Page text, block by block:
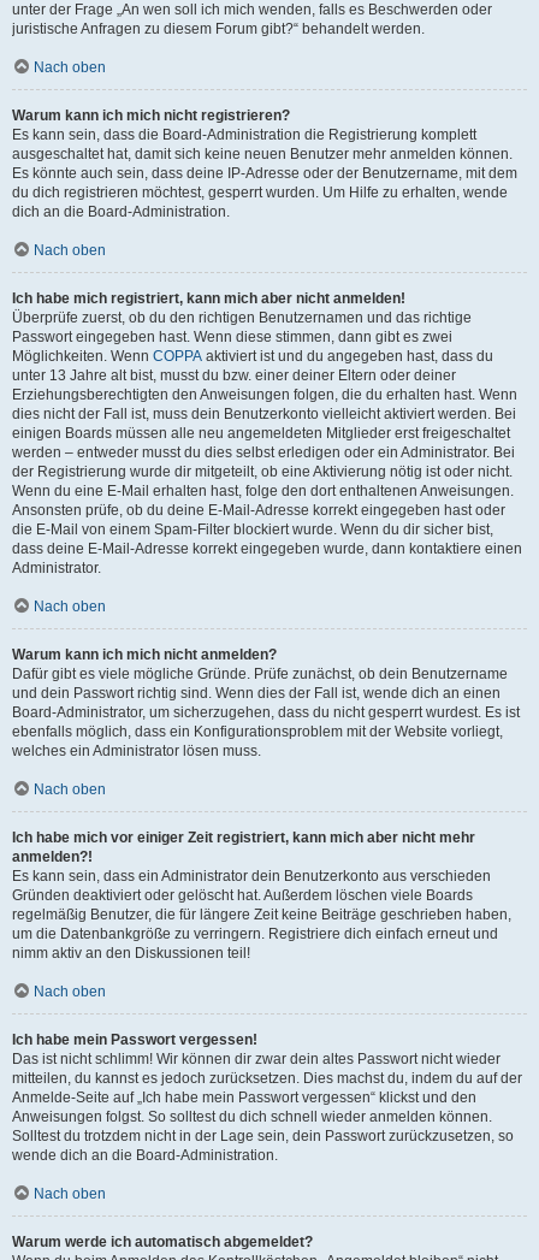
unter der Frage „An wen soll ich mich wenden, falls es Beschwerden oder
juristische Anfragen zu diesem Forum gibt?“ behandelt werden.
Nach oben
Warum kann ich mich nicht registrieren?
Es kann sein, dass die Board-Administration die Registrierung komplett
ausgeschaltet hat, damit sich keine neuen Benutzer mehr anmelden können.
Es könnte auch sein, dass deine IP-Adresse oder der Benutzername, mit dem
du dich registrieren möchtest, gesperrt wurden. Um Hilfe zu erhalten, wende
dich an die Board-Administration.
Nach oben
Ich habe mich registriert, kann mich aber nicht anmelden!
Überprüfe zuerst, ob du den richtigen Benutzernamen und das richtige
Passwort eingegeben hast. Wenn diese stimmen, dann gibt es zwei
Möglichkeiten. Wenn COPPA aktiviert ist und du angegeben hast, dass du
unter 13 Jahre alt bist, musst du bzw. einer deiner Eltern oder deiner
Erziehungsberechtigten den Anweisungen folgen, die du erhalten hast. Wenn
dies nicht der Fall ist, muss dein Benutzerkonto vielleicht aktiviert werden. Bei
einigen Boards müssen alle neu angemeldeten Mitglieder erst freigeschaltet
werden – entweder musst du dies selbst erledigen oder ein Administrator. Bei
der Registrierung wurde dir mitgeteilt, ob eine Aktivierung nötig ist oder nicht.
Wenn du eine E-Mail erhalten hast, folge den dort enthaltenen Anweisungen.
Ansonsten prüfe, ob du deine E-Mail-Adresse korrekt eingegeben hast oder
die E-Mail von einem Spam-Filter blockiert wurde. Wenn du dir sicher bist,
dass deine E-Mail-Adresse korrekt eingegeben wurde, dann kontaktiere einen
Administrator.
Nach oben
Warum kann ich mich nicht anmelden?
Dafür gibt es viele mögliche Gründe. Prüfe zunächst, ob dein Benutzername
und dein Passwort richtig sind. Wenn dies der Fall ist, wende dich an einen
Board-Administrator, um sicherzugehen, dass du nicht gesperrt wurdest. Es ist
ebenfalls möglich, dass ein Konfigurationsproblem mit der Website vorliegt,
welches ein Administrator lösen muss.
Nach oben
Ich habe mich vor einiger Zeit registriert, kann mich aber nicht mehr
anmelden?!
Es kann sein, dass ein Administrator dein Benutzerkonto aus verschieden
Gründen deaktiviert oder gelöscht hat. Außerdem löschen viele Boards
regelmäßig Benutzer, die für längere Zeit keine Beiträge geschrieben haben,
um die Datenbankgröße zu verringern. Registriere dich einfach erneut und
nimm aktiv an den Diskussionen teil!
Nach oben
Ich habe mein Passwort vergessen!
Das ist nicht schlimm! Wir können dir zwar dein altes Passwort nicht wieder
mitteilen, du kannst es jedoch zurücksetzen. Dies machst du, indem du auf der
Anmelde-Seite auf „Ich habe mein Passwort vergessen“ klickst und den
Anweisungen folgst. So solltest du dich schnell wieder anmelden können.
Solltest du trotzdem nicht in der Lage sein, dein Passwort zurückzusetzen, so
wende dich an die Board-Administration.
Nach oben
Warum werde ich automatisch abgemeldet?